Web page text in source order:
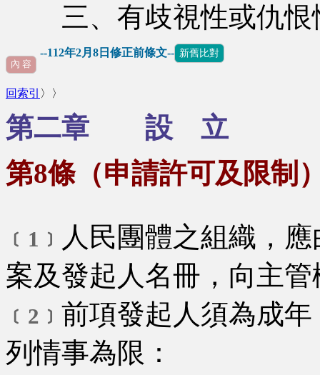
三、有歧視性或仇恨
--112年2月8日修正前條文-- 新舊比對
內 容
回索引 〉〉
第二章 設 立
第8條（申請許可及限制
﹝1﹞ 人民團體之組織，
案及發起人名冊，向主
﹝2﹞ 前項發起人須為成
列情事為限：